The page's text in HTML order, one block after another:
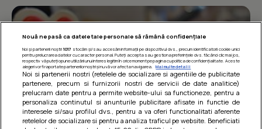
Nouă ne pasă ca datele tale personale să rămână confidențiale
Noi și partenerii noștri 1017 stocăm și/sau accesăm informații pe dispozitivul dvs., precum identificatorii cookie unici
pentru prelucrarea datelor cu caracter personal. Puteți accepta sau gestiona preferințele dvs. făcând clic mai jos,
respectiv vă puteți opune utilizării unui interes legitim în orice moment pe pagina cu politica de confidențialitate. Aceste
alegeri vor fi raportate partenerilor noștri și nu vă vor afecta navigarea.
Mai multe detalii
Noi si partenerii nostri (retelele de socializare si agentiile de publicitate
partenere, precum si furnizorii nostri de servicii de date analitice)
prelucram date pentru a permite website-ului sa functioneze, pentru a
personaliza continutul si anunturile publicitare afisate in functie de
interesele si/sau profilul dvs., pentru a va oferi functionalitati aferente
retelelor de socializare si pentru a analiza traficul pe website. Beneficiati